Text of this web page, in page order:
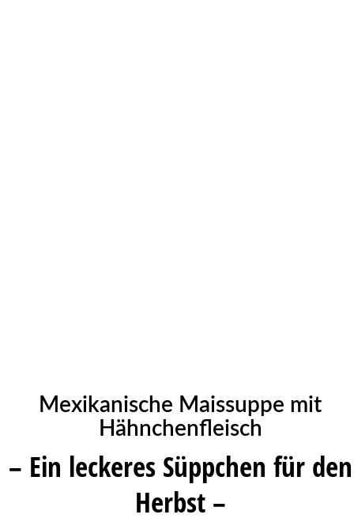
Mexikanische Maissuppe mit
Hähnchenfleisch
– Ein leckeres Süppchen für den
Herbst –